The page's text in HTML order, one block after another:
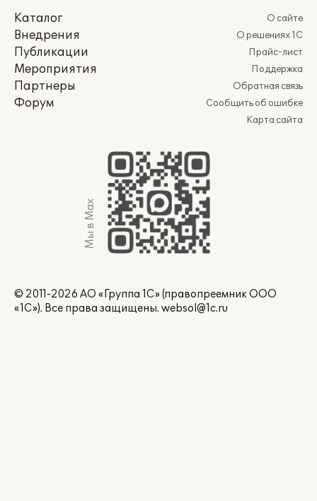
Каталог
Внедрения
Публикации
Мероприятия
Партнеры
Форум
О сайте
О решениях 1С
Прайс-лист
Поддержка
Обратная связь
Сообщить об ошибке
Карта сайта
Мы в Max
© 2011-2026 АО «Группа 1С» (правопреемник ООО
«1С»). Все права защищены. websol@1c.ru